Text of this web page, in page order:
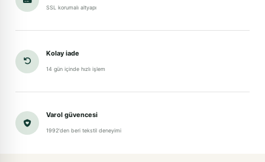
SSL korumalı altyapı
Kolay iade
14 gün içinde hızlı işlem
Varol güvencesi
1992'den beri tekstil deneyimi